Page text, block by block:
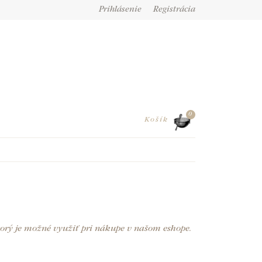
Prihlásenie Registrácia
0
Košík
je možné využiť pri nákupe v našom eshope.